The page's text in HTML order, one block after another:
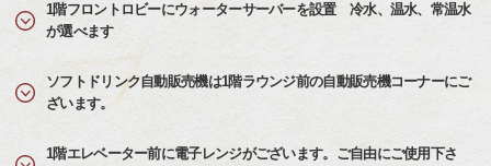
1階フロントロビーにウォーターサーバーを設置 冷水、温水、常温水
が選べます
ソフトドリンク自動販売機は1階ラウンジ前の自動販売機コーナーにご
ざいます。
1階エレベーター前に電子レンジがございます。ご自由にご使用下さ